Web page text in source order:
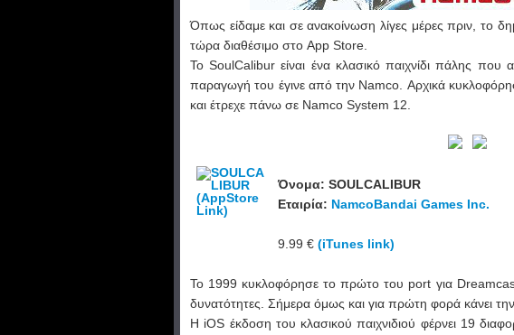
Όπως είδαμε και σε ανακοίνωση λίγες μέρες πριν, το
τώρα διαθέσιμο στο App Store.
Το SoulCalibur είναι ένα κλασικό παιχνίδι πάλης
παραγωγή του έγινε από την Namco. Αρχικά
και έτρεχε πάνω σε Namco System 12.
Όνομα: SOULCALIBUR
Εταιρία: NamcoBandai Games Inc.
9.99 € (iTunes link)
Το 1999 κυκλοφόρησε το πρώτο του port για Dreamcast
δυνατότητες. Σήμερα όμως και για πρώτη φορά κάνει
Η iOS έκδοση του κλασικού παιχνιδιού φέρνει 19